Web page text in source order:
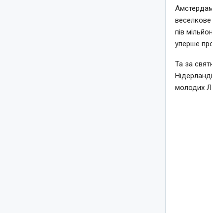
пів
уперше
Та за
молодих